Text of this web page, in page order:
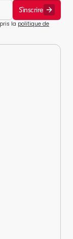
S'inscrire
la politique de